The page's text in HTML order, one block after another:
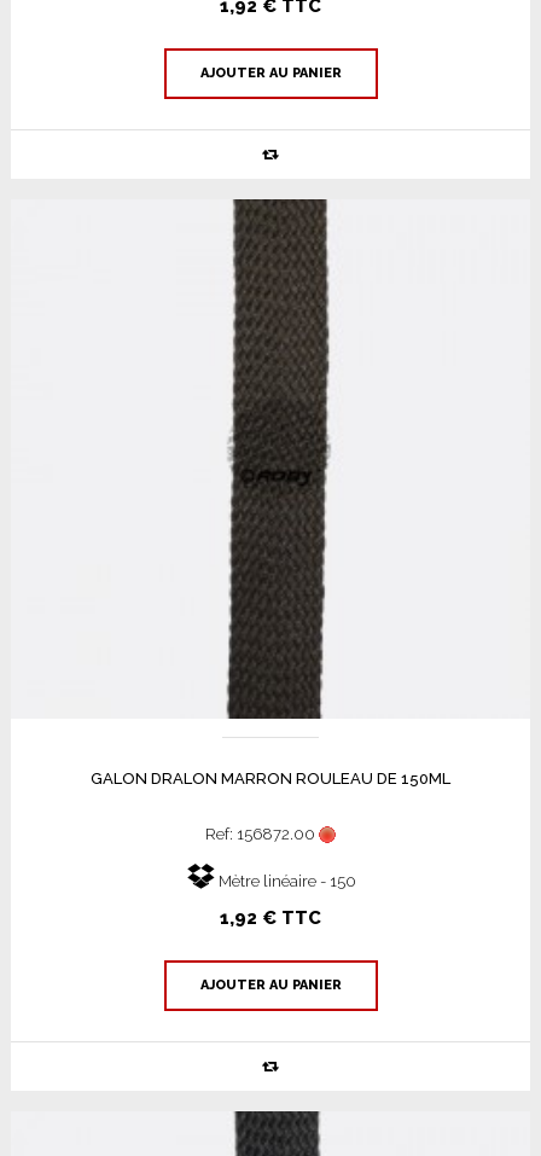
1,92 € TTC
AJOUTER AU PANIER
GALON DRALON MARRON ROULEAU DE 150ML
Ref: 156872.00
Mètre linéaire - 150
1,92 € TTC
AJOUTER AU PANIER